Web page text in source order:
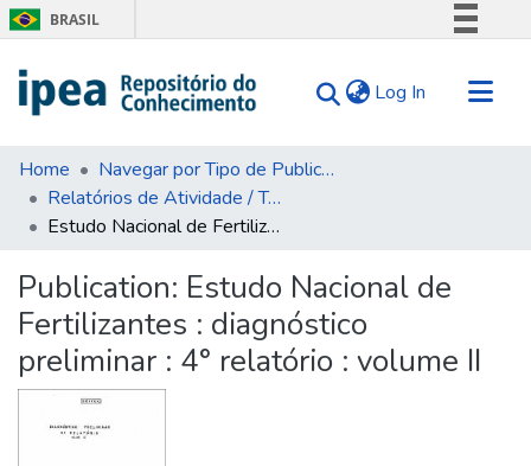
BRASIL
Comunica BR
Acesso à informação
Log In (current)
Communities & Collections
Search for
Statistics
Tips
About Us
Home
Navegar por Tipo de Publicação
Relatórios de Atividade / Técnicos
Estudo Nacional de Fertilizantes : diagnóstico preliminar : 4° relatório : volume II
Publication: Estudo Nacional de
Fertilizantes : diagnóstico
preliminar : 4° relatório : volume II